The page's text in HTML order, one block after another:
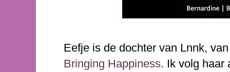
Eefje is de dochter van Lnnk,
Bringing Happiness. Ik volg haar